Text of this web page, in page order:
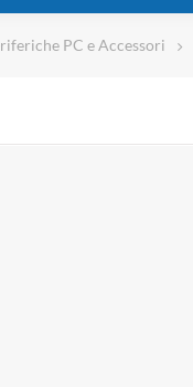
PC e Accessori